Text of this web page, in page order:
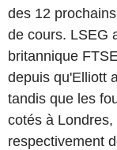
des 12
de cours. LSEG
britannique
depuis qu'Elliott
tandis que les
cotés à
respectivement